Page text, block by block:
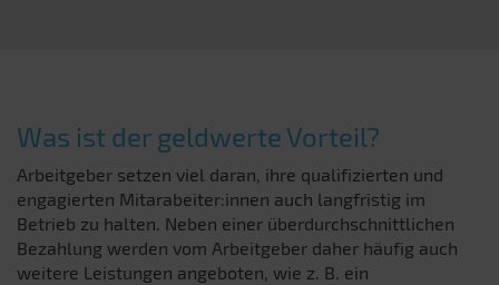
Was ist der geldwerte Vorteil?
Arbeitgeber setzen viel daran, ihre qualifizierten und
engagierten Mitarabeiter:innen auch langfristig im
Betrieb zu halten. Neben einer überdurchschnittlichen
Bezahlung werden vom Arbeitgeber daher häufig auch
weitere Leistungen angeboten, wie z. B. ein